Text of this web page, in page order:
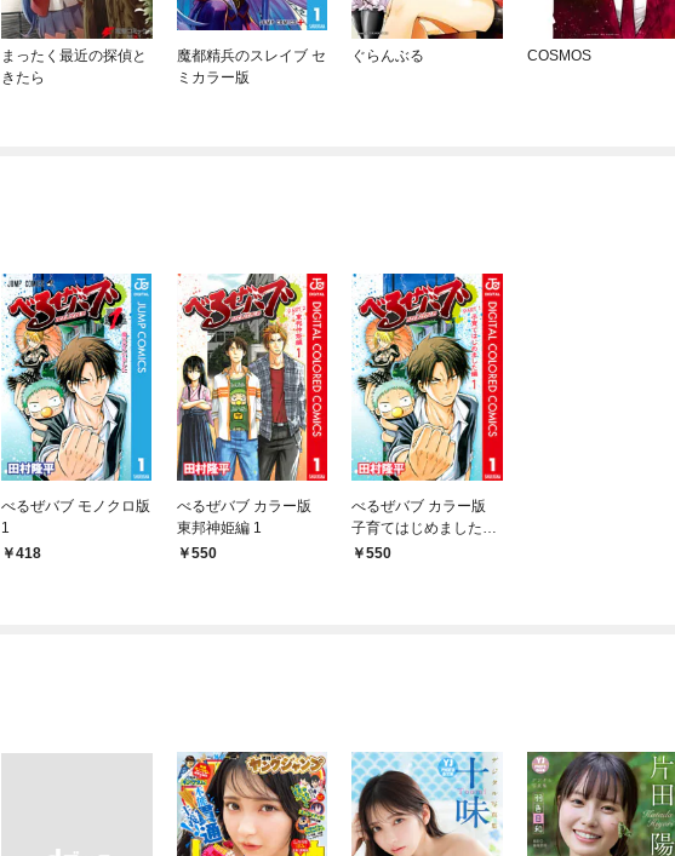
まったく最近の探偵と
きたら
魔都精兵のスレイブ セ
ミカラー版
ぐらんぶる COSMOS
べるぜバブ モノクロ版
1
418
べるぜバブ カラー版
東邦神姫編 1
550
べるぜバブ カラー版
子育てはじめました編
1 550